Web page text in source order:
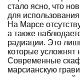
стало ясно, что
для
На Марсе
а также
радиации. Это
которые усложнят
Современные
марсианскую